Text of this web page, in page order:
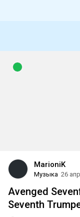
MarioniK
Музыка 26 апр
Avenged
Seventh